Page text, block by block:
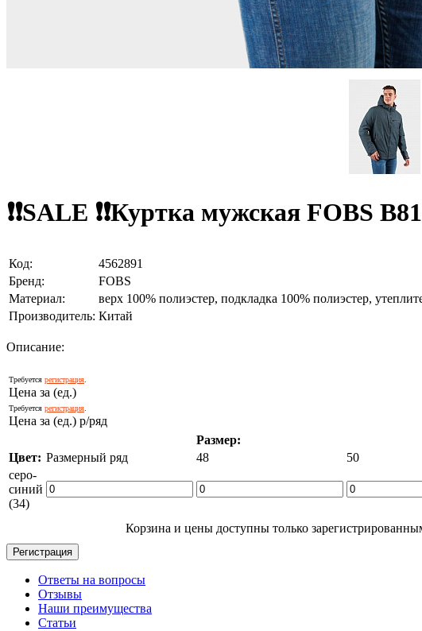
❗❗SALE ❗❗Куртка мужская FOBS
Код:
4562891
Бренд:
FOBS
Материал:
верх 100% полиэстер, подкладка 100% полиэстер,
Производитель: Китай
Описание:
Требуется регистрация
Цена за (ед.)
Требуется регистрация
Цена за (ед.) р/ряд
Размер:
Цвет: Размерный ряд 48 50
серо-
синий
(34)
Корзина и цены доступны только
Ответы на вопросы
Отзывы
Наши преимущества
Статьи